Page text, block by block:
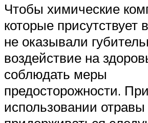
Чтобы химические
которые присутствует
не оказывали
воздействие на
соблюдать меры
предосторожности. При
использовании